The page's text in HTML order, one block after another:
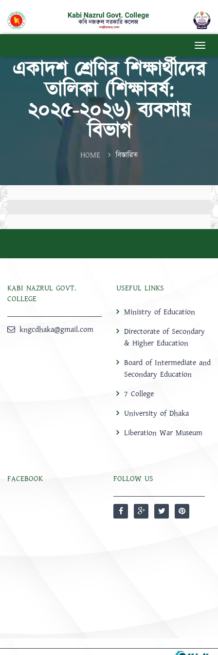
একাদশ শ্রেণির শিক্ষার্থীদের
তালিকা (শিক্ষাবর্ষ:
২০২৫-২০২৬) ব্যবসায়
বিভাগ
HOME বিস্তারিত
KABI NAZRUL GOVT.
COLLEGE
kngcdhaka@gmail.com
USEFUL LINKS
Ministry of Education
Directorate of Secondary
& Higher Education
Board of Intermediate and
Secondary Education
7 College
University of Dhaka
Liberation War Museum
FACEBOOK FOLLOW US